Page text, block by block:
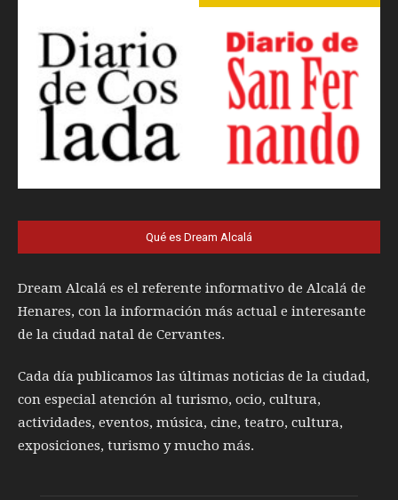
Qué es Dream Alcalá
Dream Alcalá es el referente informativo de Alcalá de
Henares, con la información más actual e interesante
de la ciudad natal de Cervantes.
Cada día publicamos las últimas noticias de la ciudad,
con especial atención al turismo, ocio, cultura,
actividades, eventos, música, cine, teatro, cultura,
exposiciones, turismo y mucho más.